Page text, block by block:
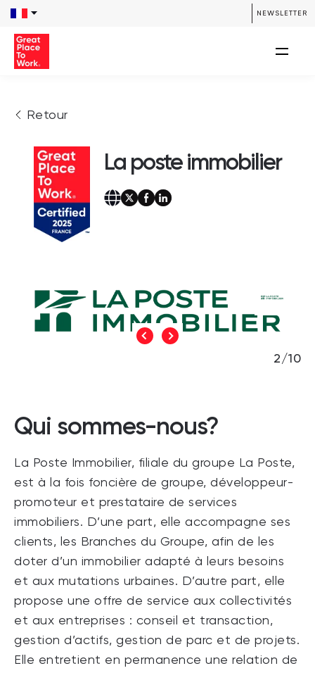
NEWSLETTER
Retour
La poste immobilier
2/10
Qui sommes-nous?
La Poste Immobilier, filiale du groupe La Poste,
est à la fois foncière de groupe, développeur-
promoteur et prestataire de services
immobiliers. D’une part, elle accompagne ses
clients, les Branches du Groupe, afin de les
doter d’un immobilier adapté à leurs besoins
et aux mutations urbaines. D’autre part, elle
propose une offre de service aux collectivités
et aux entreprises : conseil et transaction,
gestion d’actifs, gestion de parc et de projets.
Elle entretient en permanence une relation de